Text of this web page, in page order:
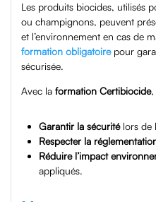
Les produits biocides, utilisés
ou champignons, peuvent
et l’environnement en cas de
formation obligatoire pour
sécurisée.
Avec la formation Certibiocide,
Garantir la sécuritélors de
Respecter la
Réduire l’impact
appliqués.